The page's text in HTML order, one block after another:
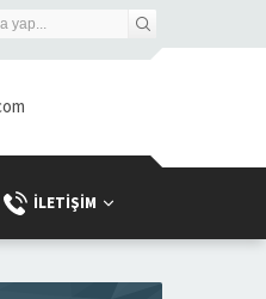
İLETIŞIM